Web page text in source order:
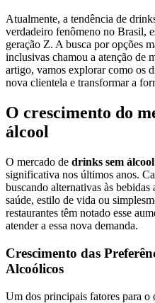
Atualmente, a tendência de
verdadeiro fenômeno no Brasil,
geração Z. A busca por opções
inclusivas chamou a atenção de
artigo, vamos explorar como os
nova clientela e transformar a
O crescimento do
álcool
O mercado de drinks sem álcool
significativa nos últimos anos.
buscando alternativas às
saúde, estilo de vida ou
restaurantes têm notado esse
atender a essa nova demanda.
Crescimento das
Alcoólicos
Um dos principais fatores para o